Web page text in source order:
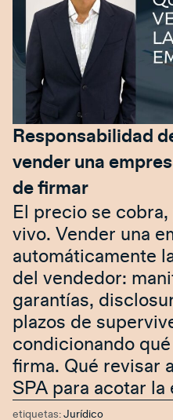
Responsabilidad
vender una
de firmar
El precio se
vivo. Vender una
automáticamente
del vendedor:
garantías,
plazos de
condicionando
firma. Qué revisar
SPA para acotar la
etiquetas: Jurídico